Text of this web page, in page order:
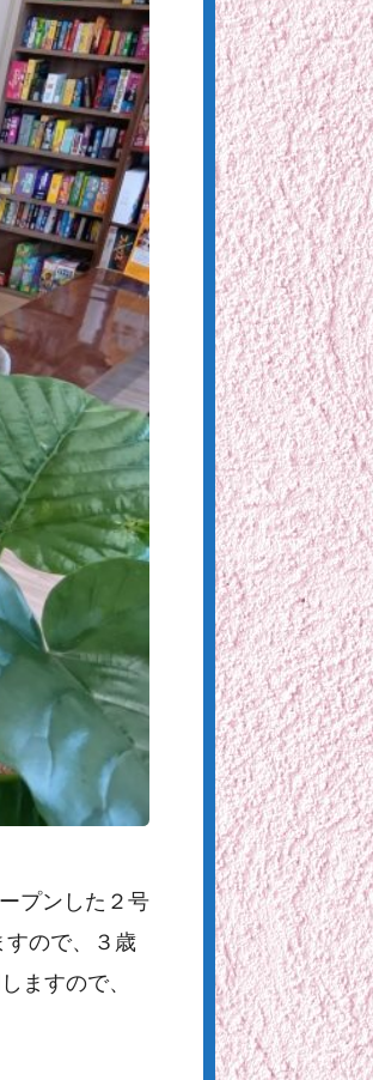
プンした２号
ので、３歳
ますので、